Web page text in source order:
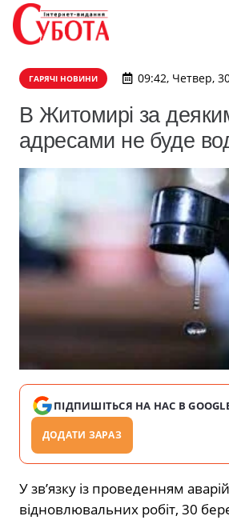
ГАРЯЧІ НОВИНИ 09:42, Четвер,
В Житомирі за
адресами не буде
ПІДПИШІТЬСЯ НА НАС В
ДОДАТИ ЗАРАЗ
У зв’язку із проведенням
відновлювальних робіт, 30